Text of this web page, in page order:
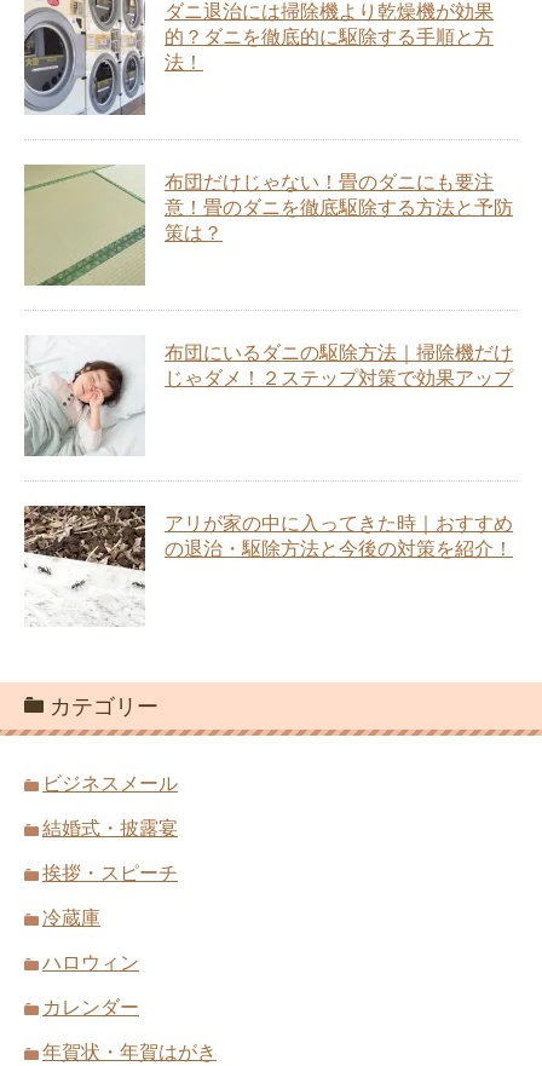
ダニ退治には掃除機より乾燥機が効果
的？ダニを徹底的に駆除する手順と方
法！
布団だけじゃない！畳のダニにも要注
意！畳のダニを徹底駆除する方法と予防
策は？
布団にいるダニの駆除方法｜掃除機だけ
じゃダメ！２ステップ対策で効果アップ
アリが家の中に入ってきた時｜おすすめ
の退治・駆除方法と今後の対策を紹介！
カテゴリー
ビジネスメール
結婚式・披露宴
挨拶・スピーチ
冷蔵庫
ハロウィン
カレンダー
年賀状・年賀はがき